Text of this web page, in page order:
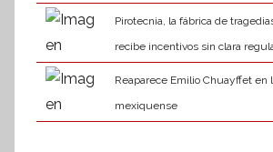
Pirotecnia, la fábrica de
recibe incentivos sin clara
Reaparece Emilio Chuayffet en
mexiquense